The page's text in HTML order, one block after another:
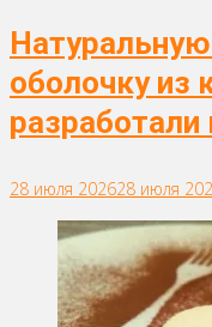
оболочку из
28 июля 202628 июля